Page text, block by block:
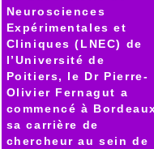
Neurosciences
Expérimentales et
Cliniques (LNEC) de
l’Université de
Poitiers, le Dr Pierre-
Olivier Fernagut a
commencé à
sa carrière de
chercheur au sein de